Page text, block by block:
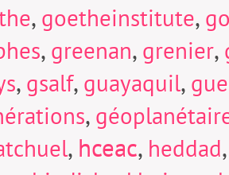
, goetheinstitute,
, greenan, grenier,
, gsalf, guayaquil,
,
, hceac, heddad